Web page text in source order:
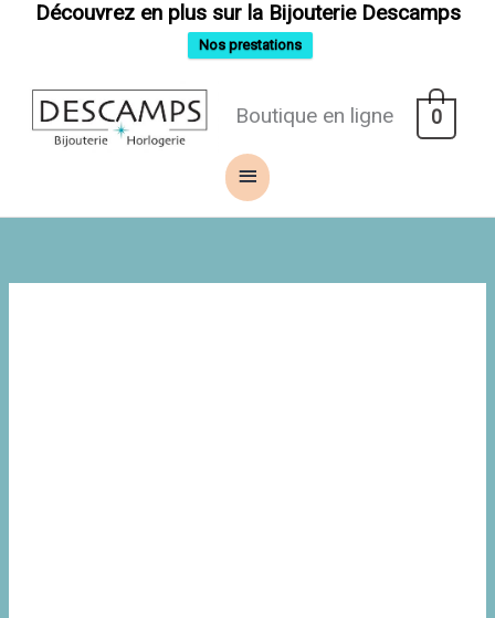
Découvrez en plus sur la Bijouterie Descamps
Nos prestations
Boutique en ligne 0